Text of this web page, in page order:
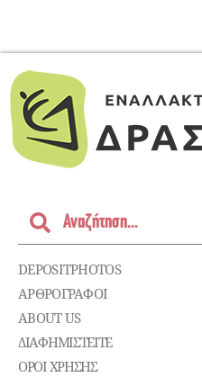
DEPOSITPHOTOS
ΑΡΘΡΟΓΡΑΦΟΙ
ABOUT US
ΔΙΑΦΗΜΙΣΤΕΊΤΕ
ΌΡΟΙ ΧΡΉΣΗΣ